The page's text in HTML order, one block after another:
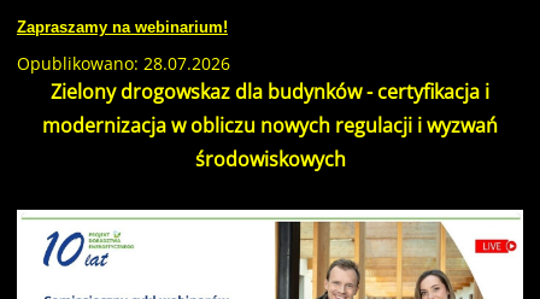
Zapraszamy na webinarium!
Opublikowano: 28.07.2026
Zielony drogowskaz dla budynków - certyfikacja i
modernizacja w obliczu nowych regulacji i wyzwań
środowiskowych